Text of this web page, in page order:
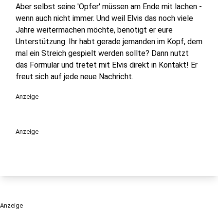
Aber selbst seine 'Opfer' müssen am Ende mit lachen -
wenn auch nicht immer. Und weil Elvis das noch viele
Jahre weitermachen möchte, benötigt er eure
Unterstützung. Ihr habt gerade jemanden im Kopf, dem
mal ein Streich gespielt werden sollte? Dann nutzt
das Formular und tretet mit Elvis direkt in Kontakt! Er
freut sich auf jede neue Nachricht.
Anzeige
Anzeige
Anzeige